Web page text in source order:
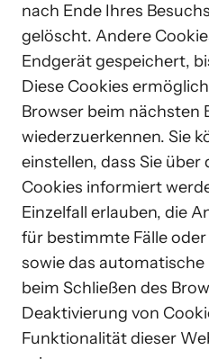
nach Ende Ihres
gelöscht. Andere
Endgerät gespeichert,
Diese Cookies
Browser beim nächsten
wiederzuerkennen. Sie
einstellen, dass Sie über
Cookies informiert
Einzelfall erlauben, die
für bestimmte Fälle
sowie das
beim Schließen des
Deaktivierung von
Funktionalität dieser